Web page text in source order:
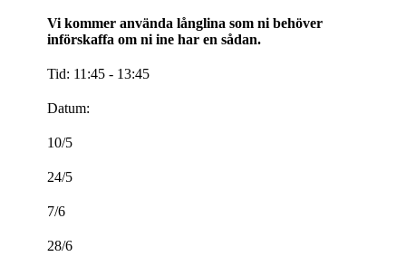
Vi kommer använda långlina som ni behöver
införskaffa om ni ine har en sådan.
Tid: 11:45 - 13:45
Datum:
10/5
24/5
7/6
28/6